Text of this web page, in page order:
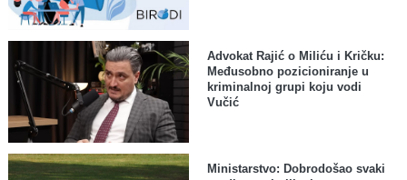
Advokat Rajić o Miliću i Kričku:
Međusobno pozicioniranje u
kriminalnoj grupi koju vodi
Vučić
Ministarstvo: Dobrodošao svaki